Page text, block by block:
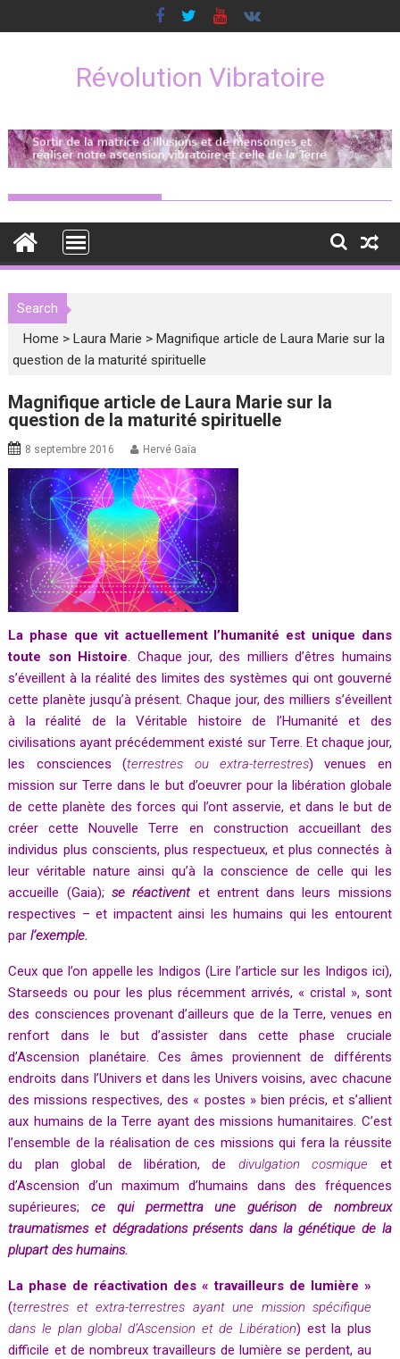
to
Révolution Vibratoire
Search
Home >Laura Marie >Magnifique article de Laura Marie sur la
question de la maturité spirituelle
Magnifique article de Laura Marie sur la
question de la maturité spirituelle
8 septembre 2016 Hervé Gaïa
La phase que vit actuellement l’humanité est unique dans
toute son Histoire. Chaque jour, des milliers d’êtres humains
s’éveillent à la réalité des limites des systèmes qui ont gouverné
cette planète jusqu’à présent. Chaque jour, des milliers s’éveillent
à la réalité de la Véritable histoire de l’Humanité et des
civilisations ayant précédemment existé sur Terre. Et chaque jour,
les consciences (terrestres ou extra-terrestres) venues en
mission sur Terre dans le but d’oeuvrer pour la libération globale
de cette planète des forces qui l’ont asservie, et dans le but de
créer cette Nouvelle Terre en construction accueillant des
individus plus conscients, plus respectueux, et plus connectés à
leur véritable nature ainsi qu’à la conscience de celle qui les
accueille (Gaia); se réactiventet entrent dans leurs missions
respectives – et impactent ainsi les humains qui les entourent
parl’exemple.
Ceux que l’on appelle les Indigos (Lire l’article sur les Indigos ici),
Starseeds ou pour les plus récemment arrivés, « cristal », sont
des consciences provenant d’ailleurs que de la Terre, venues en
renfort dans le but d’assister dans cette phase cruciale
d’Ascension planétaire. Ces âmes proviennent de différents
endroits dans l’Univers et dans les Univers voisins, avec chacune
des missions respectives, des « postes » bien précis, et s’allient
aux humains de la Terre ayant des missions humanitaires. C’est
l’ensemble de la réalisation de ces missions qui fera la réussite
du plan global de libération, de divulgation cosmique et
d’Ascension d’un maximum d’humains dans des fréquences
supérieures;ce qui permettra une guérison de nombreux
traumatismes et dégradations présents dans la génétique de la
plupart des humains.
La phase de réactivation des « travailleurs de lumière »
(terrestres et extra-terrestres ayant une mission spécifique
dans le plan global d’Ascension et de Libération) est la plus
difficile et de nombreux travailleurs de lumière se perdent, au